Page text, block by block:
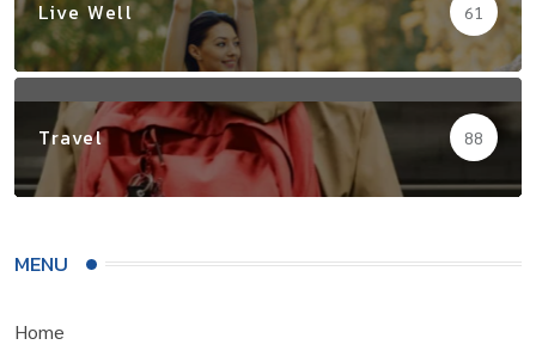
Live Well 61
Travel 88
MENU
Home